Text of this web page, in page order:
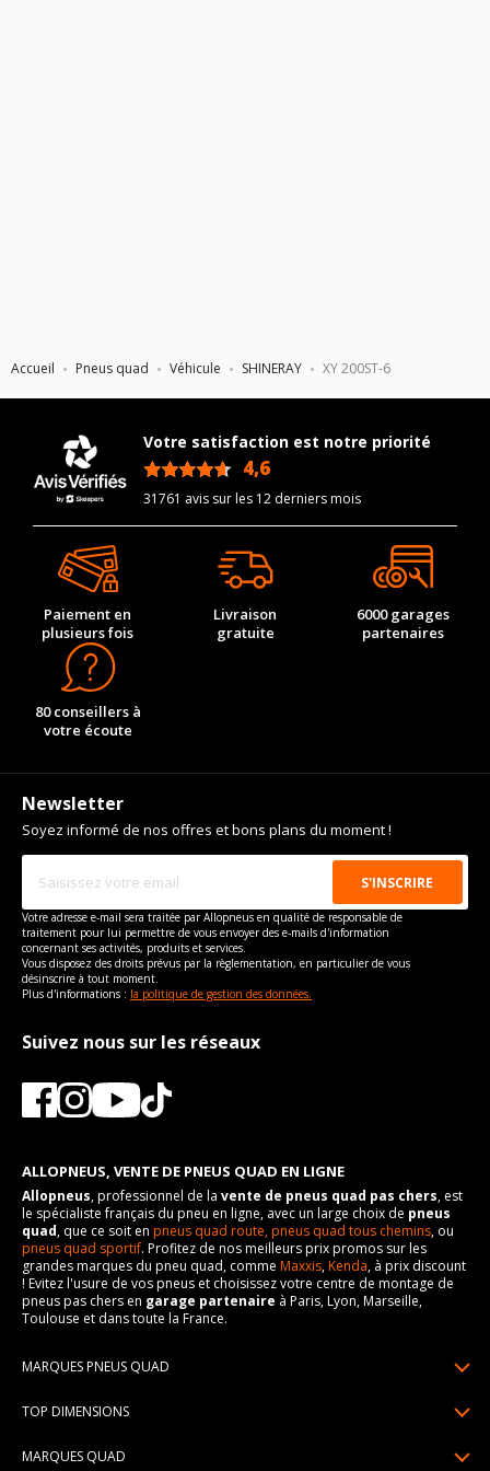
Accueil Pneus quad Véhicule SHINERAY XY 200ST-6
Votre satisfaction est notre priorité
4,6
31761 avis sur les 12 derniers mois
Paiement en
plusieurs fois
Livraison
gratuite
6000 garages
partenaires
80 conseillers à
votre écoute
Newsletter
Soyez informé de nos offres et bons plans du moment !
Votre adresse e-mail sera traitée par Allopneus en qualité de responsable de
traitement pour lui permettre de vous envoyer des e-mails d'information
concernant ses activités, produits et services.
Vous disposez des droits prévus par la règlementation, en particulier de vous
désinscrire à tout moment.
Plus d'informations : la politique de gestion des données.
Suivez nous sur les réseaux
ALLOPNEUS, VENTE DE PNEUS QUAD EN LIGNE
Allopneus, professionnel de la vente de pneus quad pas chers, est
le spécialiste français du pneu en ligne, avec un large choix de pneus
quad, que ce soit en pneus quad route,pneus quad tous chemins, ou
pneus quad sportif. Profitez de nos meilleurs prix promos sur les
grandes marques du pneu quad, comme Maxxis,Kenda, à prix discount
! Evitez l'usure de vos pneus et choisissez votre centre de montage de
pneus pas chers en garage partenaire à Paris, Lyon, Marseille,
Toulouse et dans toute la France.
MARQUES PNEUS QUAD
Pneus BKT
TOP DIMENSIONS
MARQUES QUAD